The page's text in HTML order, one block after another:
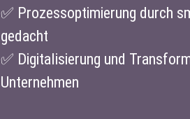
✅ Prozessoptimierung durch
gedacht
✅ Digitalisierung und
Unternehmen